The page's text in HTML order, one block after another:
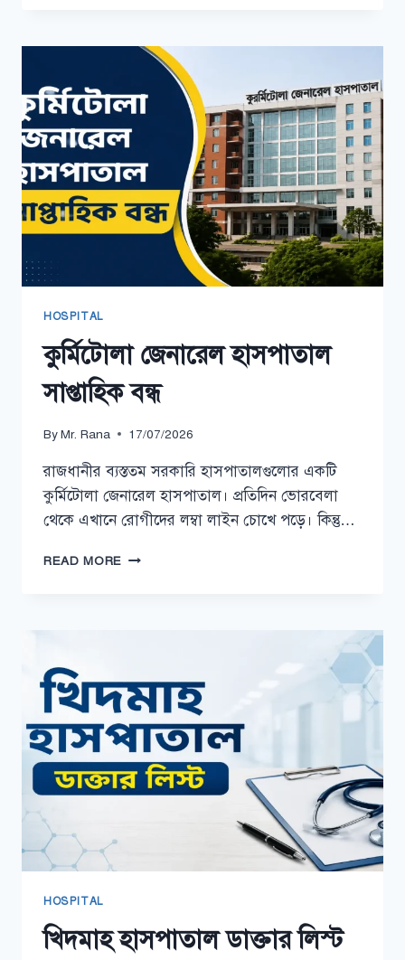
অফিসার
HOSPITAL
কুর্মিটোলা জেনারেল হাসপাতাল
সাপ্তাহিক বন্ধ
ByMr. Rana 17/07/2026
রাজধানীর ব্যস্ততম সরকারি হাসপাতালগুলোর একটি
কুর্মিটোলা জেনারেল হাসপাতাল। প্রতিদিন ভোরবেলা
থেকে এখানে রোগীদের লম্বা লাইন চোখে পড়ে। কিন্তু…
READ MORE কুর্মিটোলা
HOSPITAL
খিদমাহ হাসপাতাল ডাক্তার লিস্ট